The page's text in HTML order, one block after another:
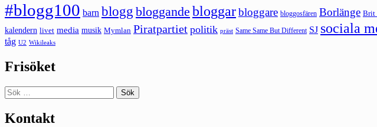
#blogg100 barn blogg bloggande bloggarbloggare bloggosfären Borlänge Brit
kalendern livet media musik Mymlan Piratpartiet politik präst Same Same But Different SJ sociala
tåg U2 Wikileaks
Frisöket
Sök
efter:
Kontakt